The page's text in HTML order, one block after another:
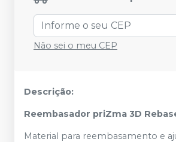
Não sei o meu CEP
Descrição:
Reembasador priZma 3D
Material para reembasamento e